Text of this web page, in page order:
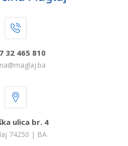
32 465 810
ulica br. 4
74250 | BA